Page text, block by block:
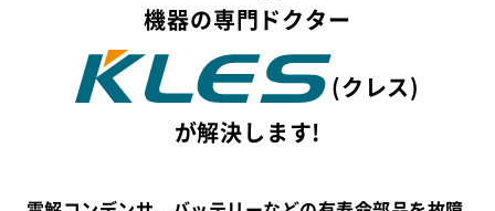
機器の専門ドクター
(クレス)
が解決します!